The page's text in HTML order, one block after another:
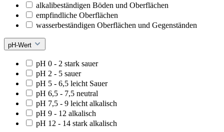
alkalibeständigen Böden und Oberflächen
empfindliche Oberflächen
wasserbeständigen Oberflächen und Gegenständen
pH-Wert
pH 0 - 2 stark sauer
pH 2 - 5 sauer
pH 5 - 6,5 leicht Sauer
pH 6,5 - 7,5 neutral
pH 7,5 - 9 leicht alkalisch
pH 9 - 12 alkalisch
pH 12 - 14 stark alkalisch